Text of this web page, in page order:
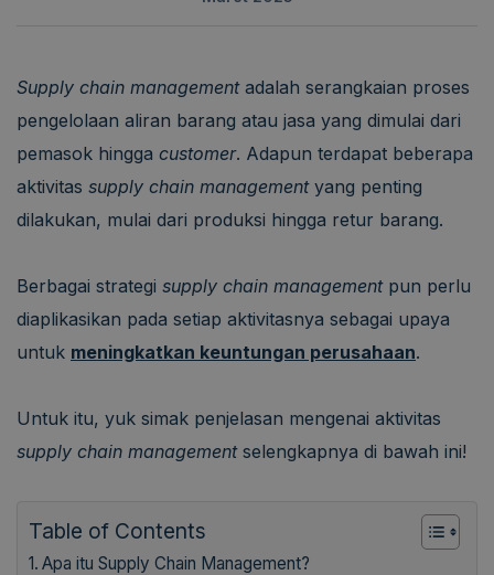
Supply chain managementadalah serangkaian proses
pengelolaan aliran barang atau jasa yang dimulai dari
pemasok hingga customer. Adapun terdapat beberapa
aktivitas supply chain management yang penting
dilakukan, mulai dari produksi hingga retur barang.
Berbagai strategi supply chain management pun perlu
diaplikasikan pada setiap aktivitasnya sebagai upaya
untuk meningkatkan keuntungan perusahaan.
Untuk itu, yuk simak penjelasan mengenai aktivitas
supply chain management selengkapnya di bawah ini!
Table of Contents
Apa itu Supply Chain Management?